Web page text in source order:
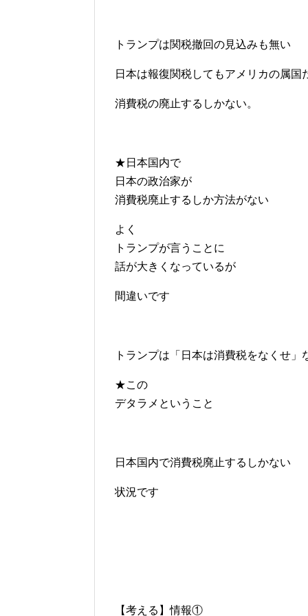
トランプは関税撤回の見込みも無い
日本は報復関税してもアメリカの属国
消費税の廃止するしかない。
★日本国内で
日本の政治家が
消費税廃止するしか方法がない
よく
トランプが言うことに
話が大きくなっているが
間違いです
トランプは「日本は消費税をなくせ」
★この
デタラメということ
日本国内で消費税廃止するしかない
状況です
【考える】情報①